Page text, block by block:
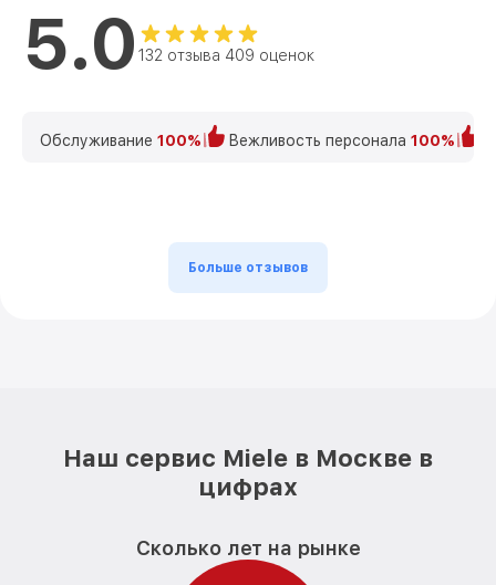
5.0 132 отзыва 409 оценок
Обслуживание 100% Вежливость персонала 100%
Больше отзывов
Наш сервис Miele в Москве в
цифрах
Сколько лет на рынке